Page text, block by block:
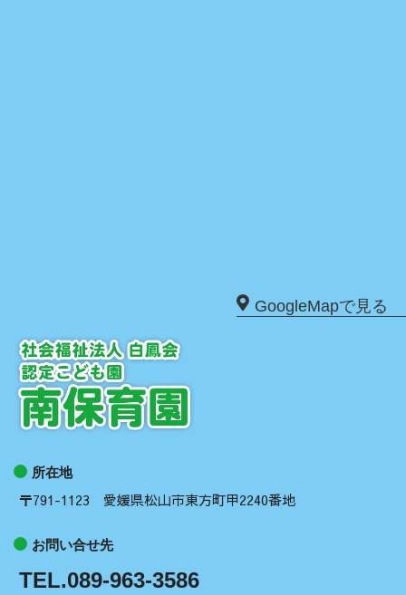
GoogleMapで見る
所在地
〒791-1123 愛媛県松山市東方町甲2240番地
お問い合せ先
TEL.089-963-3586